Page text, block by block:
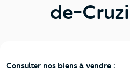
de-
Consulter nos biens à vendre :